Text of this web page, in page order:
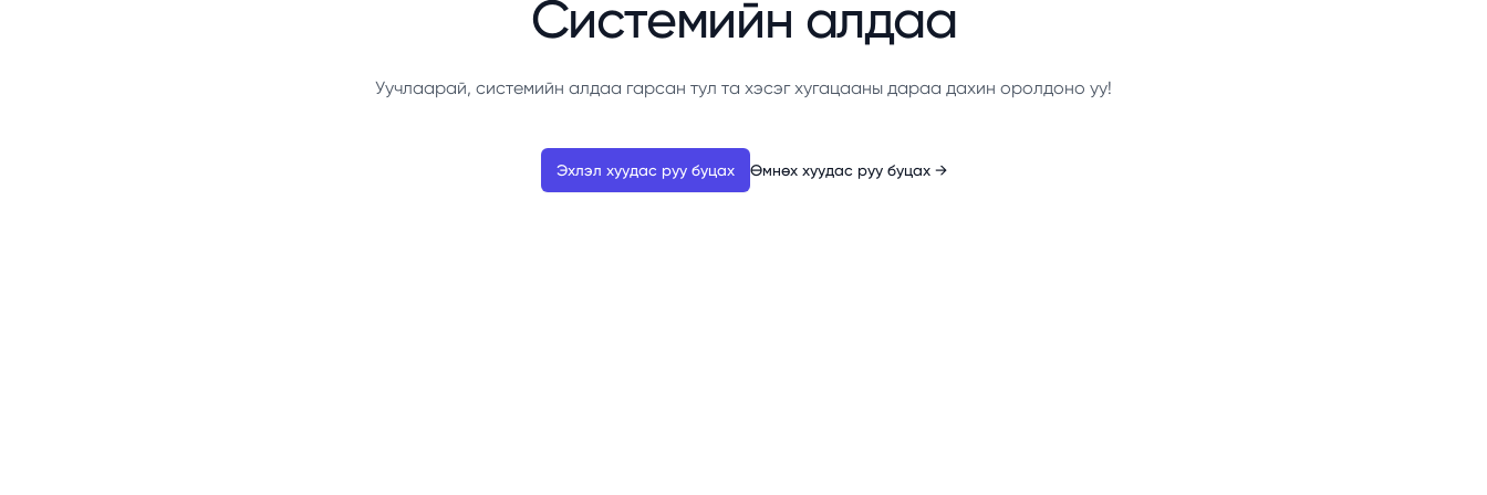
Системийн алдаа
Уучлаарай, системийн алдаа гарсан тул та хэсэг хугацааны дараа дахин оролдоно уу!
Эхлэл хуудас руу буцах Өмнөх хуудас руу буцах →